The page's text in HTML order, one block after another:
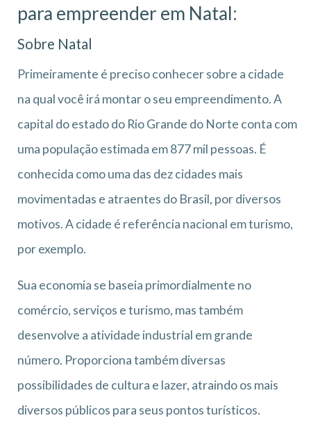
para empreender em Natal:
Sobre Natal
Primeiramente é preciso conhecer sobre a cidade
na qual você irá montar o seu empreendimento. A
capital do estado do Rio Grande do Norte conta com
uma população estimada em 877 mil pessoas. É
conhecida como uma das dez cidades mais
movimentadas e atraentes do Brasil, por diversos
motivos. A cidade é referência nacional em turismo,
por exemplo.
Sua economia se baseia primordialmente no
comércio, serviços e turismo, mas também
desenvolve a atividade industrial em grande
número. Proporciona também diversas
possibilidades de cultura e lazer, atraindo os mais
diversos públicos para seus pontos turísticos.